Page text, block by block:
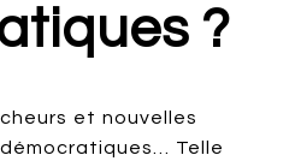
?
et nouvelles
Telle